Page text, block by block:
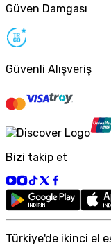
Güven Damgası
Güvenli Alışveriş
Bizi takip et
Türkiye'de ikinci el